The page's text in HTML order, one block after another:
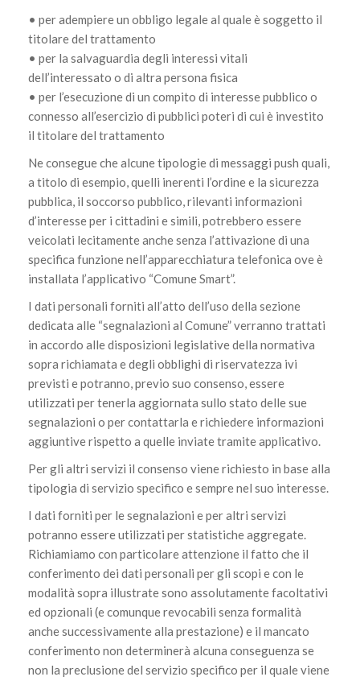
• per adempiere un obbligo legale al quale è soggetto il
titolare del trattamento
• per la salvaguardia degli interessi vitali
dell’interessato o di altra persona fisica
• per l’esecuzione di un compito di interesse pubblico o
connesso all’esercizio di pubblici poteri di cui è investito
il titolare del trattamento
Ne consegue che alcune tipologie di messaggi push quali,
a titolo di esempio, quelli inerenti l’ordine e la sicurezza
pubblica, il soccorso pubblico, rilevanti informazioni
d’interesse per i cittadini e simili, potrebbero essere
veicolati lecitamente anche senza l’attivazione di una
specifica funzione nell’apparecchiatura telefonica ove è
installata l’applicativo “Comune Smart”.
I dati personali forniti all’atto dell’uso della sezione
dedicata alle “segnalazioni al Comune” verranno trattati
in accordo alle disposizioni legislative della normativa
sopra richiamata e degli obblighi di riservatezza ivi
previsti e potranno, previo suo consenso, essere
utilizzati per tenerla aggiornata sullo stato delle sue
segnalazioni o per contattarla e richiedere informazioni
aggiuntive rispetto a quelle inviate tramite applicativo.
Per gli altri servizi il consenso viene richiesto in base alla
tipologia di servizio specifico e sempre nel suo interesse.
I dati forniti per le segnalazioni e per altri servizi
potranno essere utilizzati per statistiche aggregate.
Richiamiamo con particolare attenzione il fatto che il
conferimento dei dati personali per gli scopi e con le
modalità sopra illustrate sono assolutamente facoltativi
ed opzionali (e comunque revocabili senza formalità
anche successivamente alla prestazione) e il mancato
conferimento non determinerà alcuna conseguenza se
non la preclusione del servizio specifico per il quale viene